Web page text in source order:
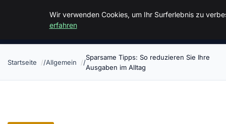
Malzminden
Startseite Allgemein
Sparsame Tipps: So reduzieren Sie Ihre
Ausgaben im Alltag
Wir verwenden Cookies, um Ihr Surferlebnis zu
erfahren